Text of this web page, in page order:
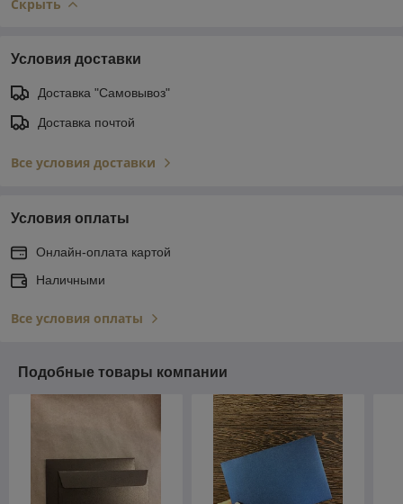
Скрыть
Условия доставки
Доставка "Самовывоз"
Доставка почтой
Все условия доставки
Условия оплаты
Онлайн-оплата картой
Наличными
Все условия оплаты
Подобные товары компании